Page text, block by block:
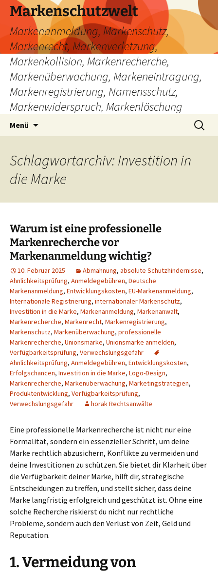
Zum
Inhalt
springen
Markenschutzwelt
Markenanmeldung, Markenschutz,
Markenrecht, Markenverletzung,
Markenkollision, Markenrecherche,
Markenüberwachung, Markeneintragung,
Markenregistrierung, Namensschutz,
Markenwiderspruch, Markenlöschung
Menü
Suchen
nach:
Schlagwortarchiv: Investition in
die Marke
Warum ist eine professionelle
Markenrecherche vor
Markenanmeldung wichtig?
10. Februar 2025 Abmahnung, absolute Schutzhindernisse,
Ähnlichkeitsprüfung, Anmeldegebühren, Deutsche
Markenanmeldung, Entwicklungskosten, EU-Markenanmeldung,
Internationale Registrierung, internationaler Markenschutz,
Investition in die Marke, Markenanmeldung, Markenanwalt,
Markenrecherche, Markenrecht, Markenregistrierung,
Markenschutz, Markenüberwachung, professionelle
Markenrecherche, Unionsmarke, Unionsmarke anmelden,
Verfügbarkeitsprüfung, Verwechslungsgefahr
Ähnlichkeitsprüfung, Anmeldegebühren, Entwicklungskosten,
Erfolgschancen, Investition in die Marke, Logo-Design,
Markenrecherche, Markenüberwachung, Marketingstrategien,
Produktentwicklung, Verfügbarkeitsprüfung,
Verwechslungsgefahr
horak Rechtsanwälte
Eine professionelle Markenrecherche ist nicht nur eine
Formalität, sondern ein essenzieller Schritt, um deine
Marke rechtlich abzusichern, Konflikte zu vermeiden und
deine Investitionen zu schützen. Sie bietet dir Klarheit über
die Verfügbarkeit deiner Marke, hilft dir, strategische
Entscheidungen zu treffen, und stellt sicher, dass deine
Marke langfristig erfolgreich und geschützt ist. Ohne eine
solche Recherche riskierst du nicht nur rechtliche
Probleme, sondern auch den Verlust von Zeit, Geld und
Reputation.
1.Vermeidung von